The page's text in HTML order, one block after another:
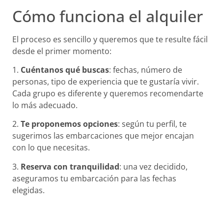
Cómo funciona el alquiler
El proceso es sencillo y queremos que te resulte fácil
desde el primer momento:
1. Cuéntanos qué buscas: fechas, número de
personas, tipo de experiencia que te gustaría vivir.
Cada grupo es diferente y queremos recomendarte
lo más adecuado.
2. Te proponemos opciones: según tu perfil, te
sugerimos las embarcaciones que mejor encajan
con lo que necesitas.
3. Reserva con tranquilidad: una vez decidido,
aseguramos tu embarcación para las fechas
elegidas.